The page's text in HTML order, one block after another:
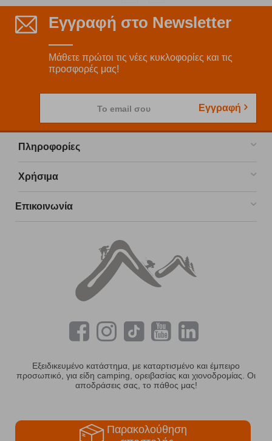
Εγγραφή στο Newsletter
Μάθετε πρώτοι τις νέες κυκλοφορίες και τις
προσφορές μας!
Το email σου Εγγραφή
Πληροφορίες
Χρήσιμα
Επικοινωνία
Εξειδικευμένο κατάστημα, με καταρτισμένο και έμπειρο
προσωπικό, για είδη camping, ορειβασίας και χιονοδρομίας. Οι
αποδράσεις σας, το πάθος μας!
Παρακολούθηση